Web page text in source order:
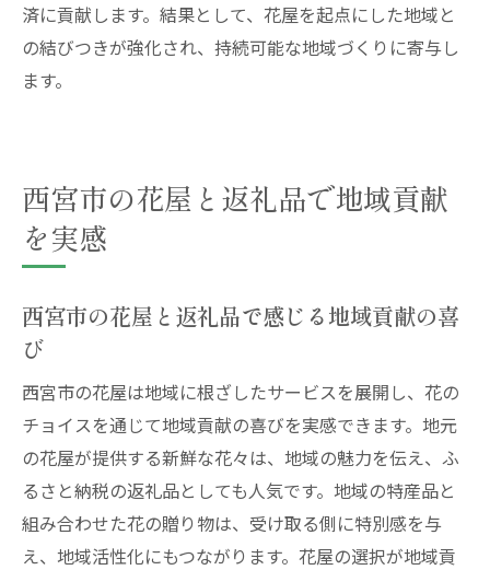
済に貢献します。結果として、花屋を起点にした地域と
の結びつきが強化され、持続可能な地域づくりに寄与し
ます。
西宮市の花屋と返礼品で地域貢献
を実感
西宮市の花屋と返礼品で感じる地域貢献の喜
び
西宮市の花屋は地域に根ざしたサービスを展開し、花の
チョイスを通じて地域貢献の喜びを実感できます。地元
の花屋が提供する新鮮な花々は、地域の魅力を伝え、ふ
るさと納税の返礼品としても人気です。地域の特産品と
組み合わせた花の贈り物は、受け取る側に特別感を与
え、地域活性化にもつながります。花屋の選択が地域貢